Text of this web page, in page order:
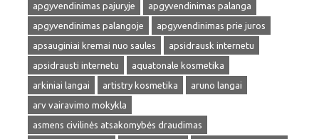
apgyvendinimas pajuryje
apgyvendinimas palanga
apgyvendinimas palangoje
apgyvendinimas prie juros
apsauginiai kremai nuo saules
apsidrausk internetu
apsidrausti internetu
aquatonale kosmetika
arkiniai langai
artistry kosmetika
aruno langai
arv vairavimo mokykla
asmens civilinės atsakomybės draudimas